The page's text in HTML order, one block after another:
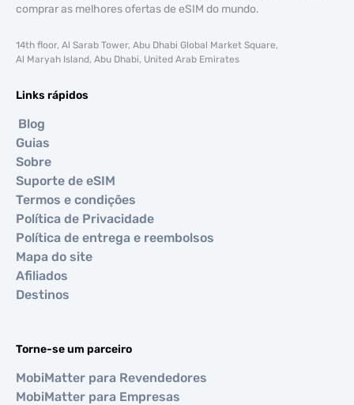
comprar as melhores ofertas de eSIM do mundo.
14th floor, Al Sarab Tower, Abu Dhabi Global Market Square,
Al Maryah Island, Abu Dhabi, United Arab Emirates
Links rápidos
Blog
Guias
Sobre
Suporte de eSIM
Termos e condições
Política de Privacidade
Política de entrega e reembolsos
Mapa do site
Afiliados
Destinos
Torne-se um parceiro
MobiMatter para Revendedores
MobiMatter para Empresas